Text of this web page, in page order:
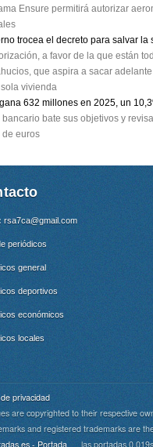
Ensure permitirá autorizar
trocea el decreto para salvar
a favor de la que están
que aspira a sacar
vivienda
632 millones en 2025, un
bancario bate sus objetivos y
euros
rsa7ca@gmail.com
periódicos
general
deportivos
económicos
locales
privacidad
are copyrighted to their respective
and registered trademarks are
- Portada las portadas